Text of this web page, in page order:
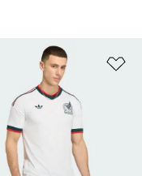
lista de deseos